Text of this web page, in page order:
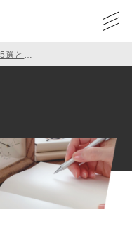
FAX受注の問題点5選と解決策｜属人化・ミス・残業を一掃する方法